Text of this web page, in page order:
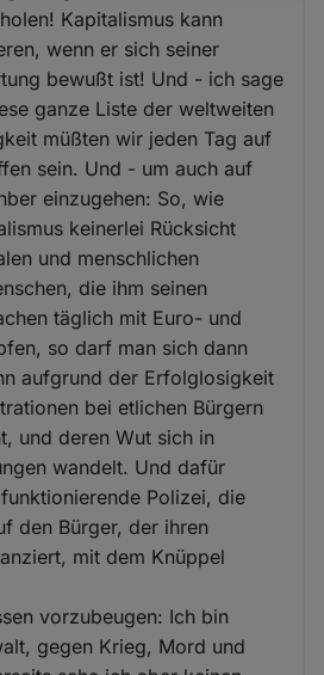
Kapitalismus kann
wenn er sich seiner
bewußt ist! Und - ich sage
ganze Liste der weltweiten
müßten wir jeden Tag auf
sein. Und - um auch auf
einzugehen: So, wie
keinerlei Rücksicht
und menschlichen
die ihm seinen
täglich mit Euro- und
so darf man sich dann
aufgrund der Erfolglosigkeit
bei etlichen Bürgern
und deren Wut sich in
wandelt. Und dafür
Polizei, die
den Bürger, der ihren
mit dem Knüppel
vorzubeugen: Ich bin
gegen Krieg, Mord und